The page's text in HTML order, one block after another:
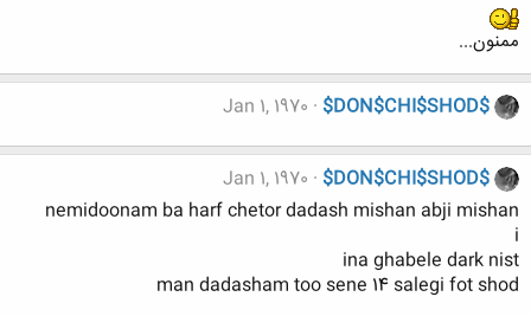
ممنون...
$DON$CHI$SHOD$
Jan 1, 1970
$DON$CHI$SHOD$
Jan 1, 1970
nemidoonam ba harf chetor dadash mishan abji mishan
i
ina ghabele dark nist
man dadasham too sene 14 salegi fot shod